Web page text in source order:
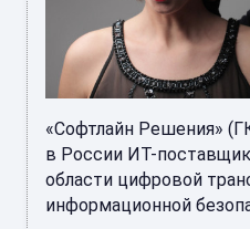
«Софтлайн Решения»
в России ИТ-
области цифровой
информационной